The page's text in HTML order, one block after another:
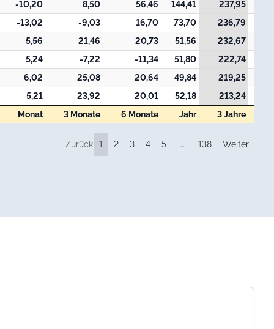
Monat 3 Monate 6 Monate Jahr 3 Jahre
-10,20 8,50 56,46 144,41
237,95
-13,02 -9,03 16,70 73,70
236,79
5,56 21,46 20,73 51,56 232,67
5,24 -7,22 -11,34 51,80 222,74
6,02 25,08 20,64 49,84 219,25
5,21 23,92 20,01 52,18 213,24
Monat 3 Monate 6 Monate Jahr 3 Jahre
Zurück 1 2 3 4 5 … 138 Weiter